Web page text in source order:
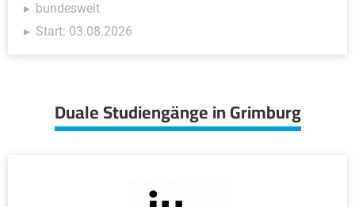
bundesweit
Start: 03.08.2026
Duale Studiengänge in Grimburg